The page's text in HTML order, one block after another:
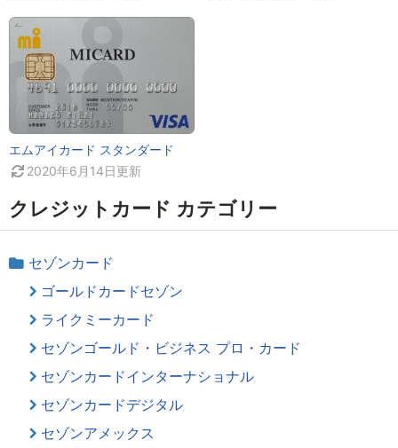
エムアイカード スタンダード
2020年6月14日更新
クレジットカード カテゴリー
セゾンカード
ゴールドカードセゾン
ライクミーカード
セゾンゴールド・ビジネス プロ・カード
セゾンカードインターナショナル
セゾンカードデジタル
セゾンアメックス